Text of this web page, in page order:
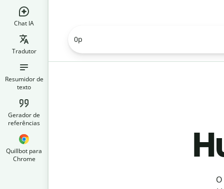
Chat IA
Tradutor
Resumidor de
texto
Gerador de
referências
Quillbot para
Chrome
0p